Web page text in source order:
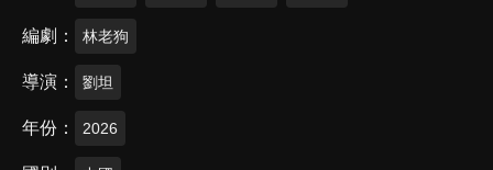
編劇 林老狗
導演 劉坦
年份 2026